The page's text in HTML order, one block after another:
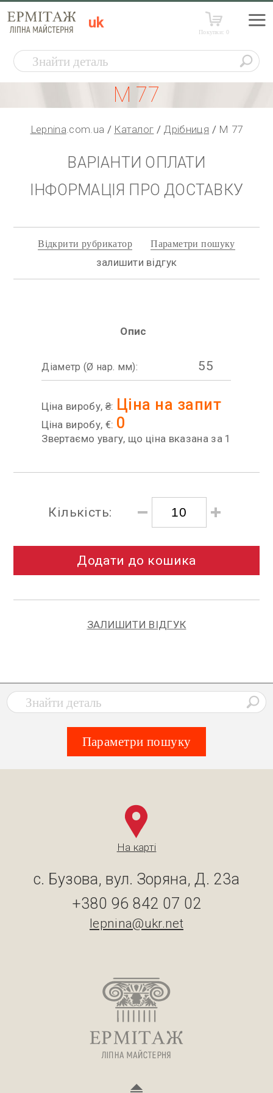
uk
Покупки:0
М 77
Lepnina.com.ua Каталог Дрібниця М 77
ВАРІАНТИ ОПЛАТИ
ІНФОРМАЦІЯ ПРО ДОСТАВКУ
залишити відгук
Відкрити рубрикатор Параметри пошуку
Опис
Діаметр (Ø нар. мм): 55
Ціна виробу, ₴: Ціна на запит
Ціна виробу, €: 0
Звертаємо увагу, що ціна вказана за 1
Кількість:
Додати до кошика
ЗАЛИШИТИ ВІДГУК
Параметри пошуку
На карті
с. Бузова, вул. Зоряна, Д. 23а
+380 96 842 07 02
lepnina@ukr.net